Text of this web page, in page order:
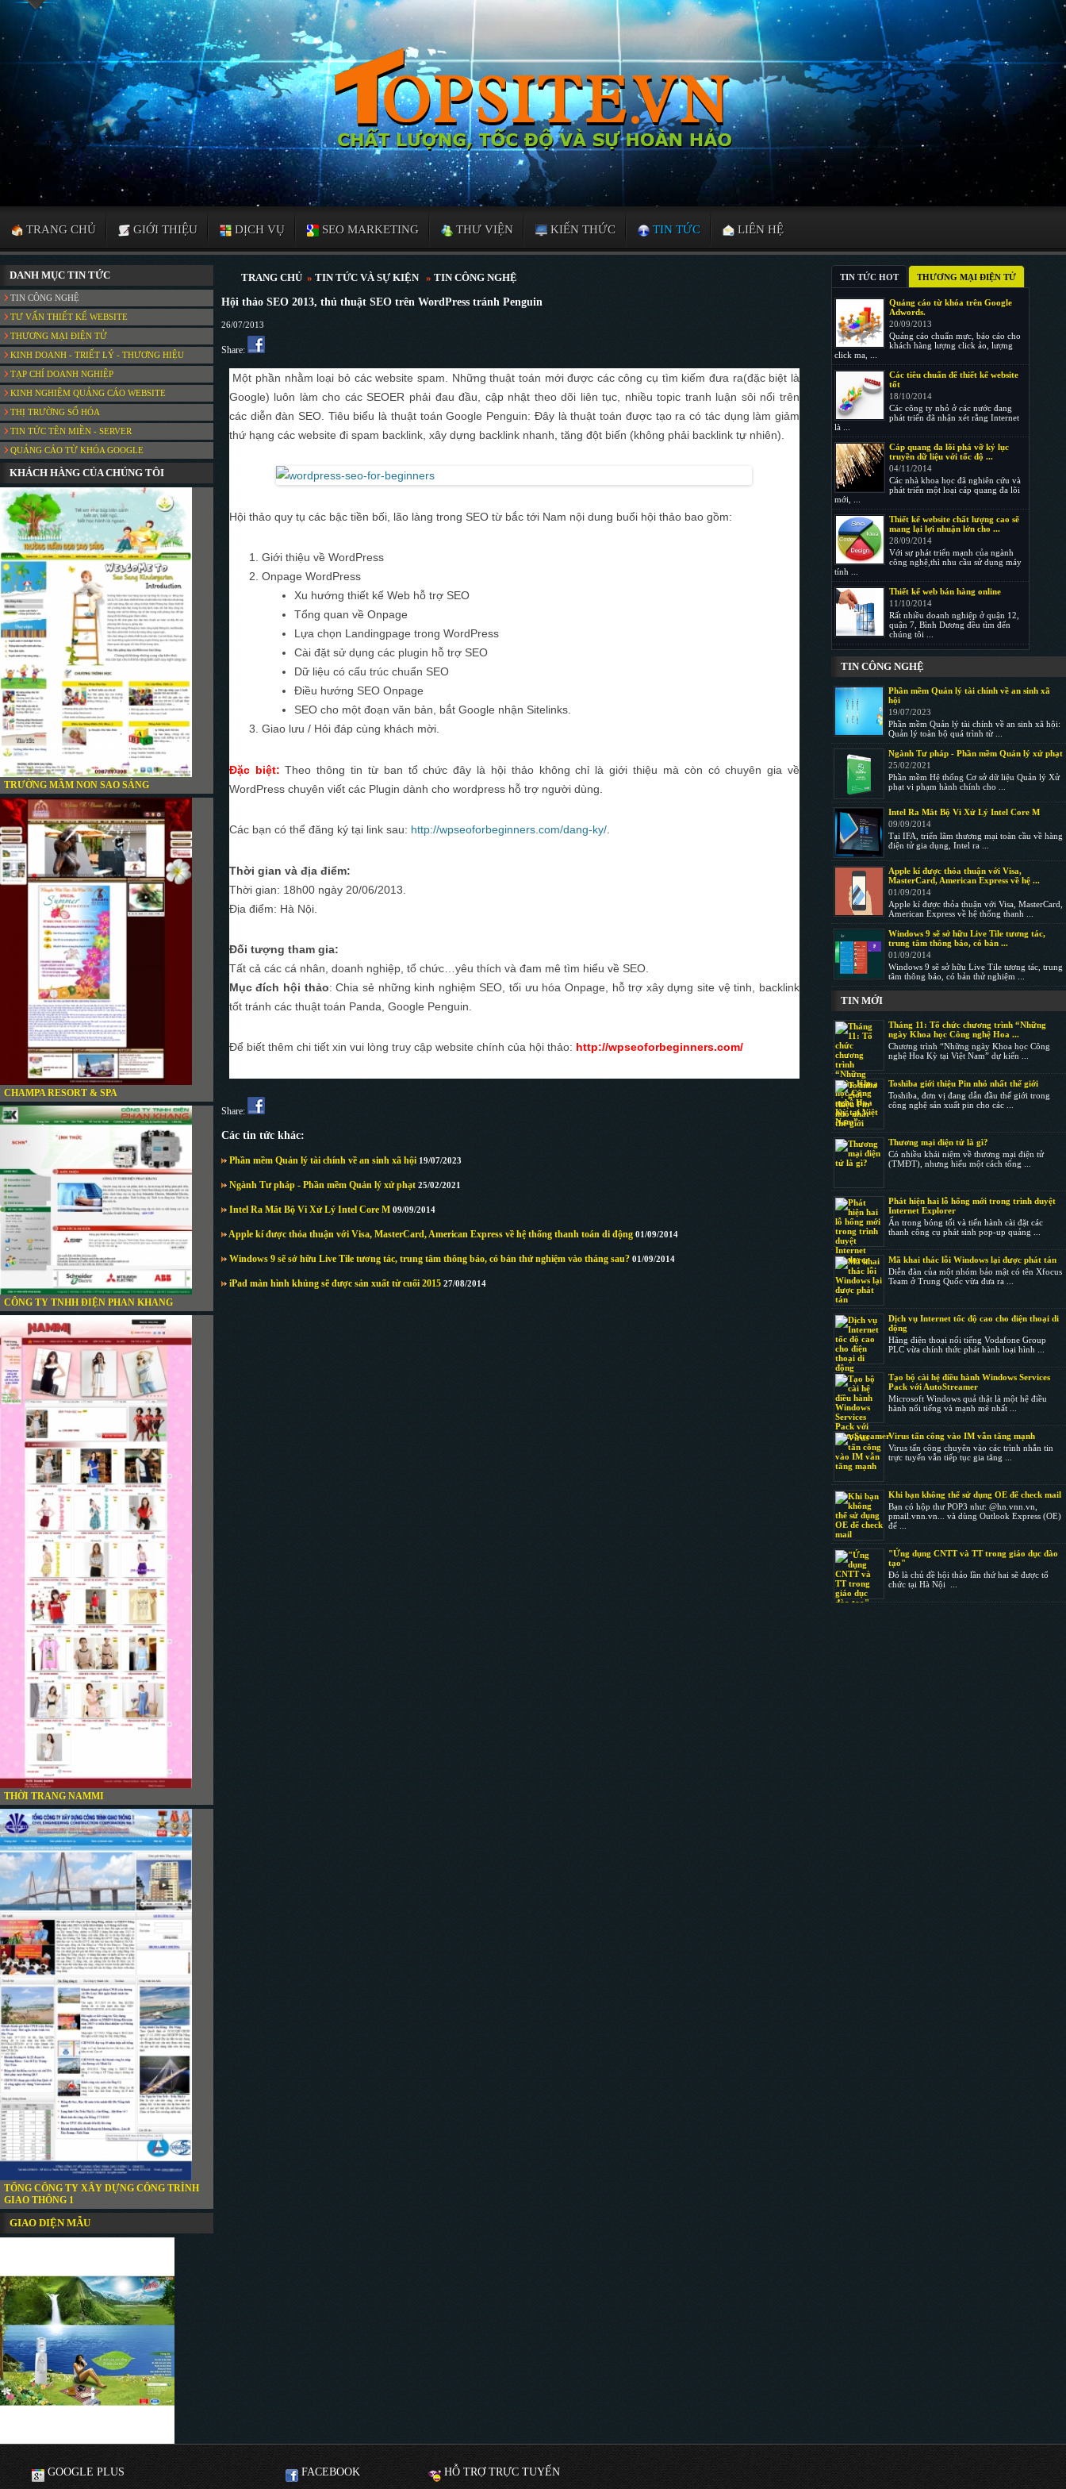
TRANG CHỦ GIỚI THIỆU DỊCH VỤ SEO MARKETING THƯ VIỆN KIẾN THỨC TIN TỨC LIÊN HỆ
DANH MỤC TIN TỨC
TIN CÔNG NGHỆ
TƯ VẤN THIẾT KẾ WEBSITE
THƯƠNG MẠI ĐIỆN TỬ
KINH DOANH - TRIẾT LÝ - THƯƠNG HIỆU
TẠP CHÍ DOANH NGHIỆP
KINH NGHIỆM QUẢNG CÁO WEBSITE
THỊ TRƯỜNG SỐ HÓA
TIN TỨC TÊN MIỀN - SERVER
QUẢNG CÁO TỪ KHÓA GOOGLE
KHÁCH HÀNG CỦA CHÚNG TÔI
TRƯỜNG MẦM NON SAO SÁNG
CHAMPA RESORT & SPA
CÔNG TY TNHH ĐIỆN PHAN KHANG
THỜI TRANG NAMMI
TỔNG CÔNG TY XÂY DỰNG CÔNG TRÌNH
GIAO THÔNG 1
GIAO DIỆN MẪU
TRANG CHỦ» TIN TỨC VÀ SỰ KIỆN» TIN CÔNG NGHỆ
Hội thảo SEO 2013, thủ thuật SEO trên WordPress tránh Penguin
26/07/2013
Share:
Một phần nhằm loại bỏ các website spam. Những thuật toán mới được các công cụ tìm kiếm đưa ra(đặc biệt là
Google) luôn làm cho các SEOER phải đau đầu, cập nhật theo dõi liên tục, nhiều topic tranh luận sôi nổi trên
các diễn đàn SEO. Tiêu biểu là thuật toán Google Penguin: Đây là thuật toán được tạo ra có tác dụng làm giảm
thứ hạng các website đi spam backlink, xây dựng backlink nhanh, tăng đột biến (không phải backlink tự nhiên).
Hội thảo quy tụ các bậc tiền bối, lão làng trong SEO từ bắc tới Nam nội dung buổi hội thảo bao gồm:
Giới thiệu về WordPress
Onpage WordPress
Xu hướng thiết kế Web hỗ trợ SEO
Tổng quan về Onpage
Lựa chọn Landingpage trong WordPress
Cài đặt sử dụng các plugin hỗ trợ SEO
Dữ liệu có cấu trúc chuẩn SEO
Điều hướng SEO Onpage
SEO cho một đoạn văn bản, bắt Google nhận Sitelinks.
Giao lưu / Hỏi đáp cùng khách mời.
Đặc biệt: Theo thông tin từ ban tổ chức đây là hội thảo không chỉ là giới thiệu mà còn có chuyên gia về
WordPress chuyên viết các Plugin dành cho wordpress hỗ trợ người dùng.
Các bạn có thể đăng ký tại link sau: http://wpseoforbeginners.com/dang-ky/.
Thời gian và địa điểm:
Thời gian: 18h00 ngày 20/06/2013.
Địa điểm: Hà Nội.
Đối tượng tham gia:
Tất cả các cá nhân, doanh nghiệp, tổ chức…yêu thích và đam mê tìm hiểu về SEO.
Mục đích hội thảo: Chia sẻ những kinh nghiệm SEO, tối ưu hóa Onpage, hỗ trợ xây dựng site vệ tinh, backlink
tốt tránh các thuật toán Panda, Google Penguin.
Để biết thêm chi tiết xin vui lòng truy cập website chính của hội thảo: http://wpseoforbeginners.com/
Share:
Các tin tức khác:
Phần mềm Quản lý tài chính về an sinh xã hội 19/07/2023
Ngành Tư pháp - Phần mềm Quản lý xử phạt 25/02/2021
Intel Ra Mắt Bộ Vi Xử Lý Intel Core M 09/09/2014
Apple kí được thỏa thuận với Visa, MasterCard, American Express về hệ thống thanh toán di động 01/09/2014
Windows 9 sẽ sở hữu Live Tile tương tác, trung tâm thông báo, có bản thử nghiệm vào tháng sau? 01/09/2014
iPad màn hình khủng sẽ được sản xuất từ cuối 2015 27/08/2014
TIN TỨC HOT THƯƠNG MẠI ĐIỆN TỬ
Quảng cáo từ khóa trên Google
Adwords.
20/09/2013
Quảng cáo chuẩn mực, báo cáo cho
khách hàng lượng click ảo, lượng
click ma, ...
Các tiêu chuẩn để thiết kế website
tốt
18/10/2014
Các công ty nhỏ ở các nước đang
phát triển đã nhận xét rằng Internet
là ...
Cáp quang đa lõi phá vỡ kỷ lục
truyền dữ liệu với tốc độ ...
04/11/2014
Các nhà khoa học đã nghiên cứu và
phát triển một loại cáp quang đa lõi
mới, ...
Thiết kế website chất lượng cao sẽ
mang lại lợi nhuận lớn cho ...
28/09/2014
Với sự phát triển mạnh của ngành
công nghệ,thì nhu cầu sử dụng máy
tính ...
Thiết kế web bán hàng online
11/10/2014
Rất nhiều doanh nghiệp ở quận 12,
quận 7, Bình Dương đều tìm đến
chúng tôi ...
TIN CÔNG NGHỆ
Phần mềm Quản lý tài chính về an sinh xã
hội
19/07/2023
Phần mềm Quản lý tài chính về an sinh xã hội:
Quản lý toàn bộ quá trình từ ...
Ngành Tư pháp - Phần mềm Quản lý xử phạt
25/02/2021
Phần mềm Hệ thống Cơ sở dữ liệu Quản lý Xử
phạt vi phạm hành chính cho ...
Intel Ra Mắt Bộ Vi Xử Lý Intel Core M
09/09/2014
Tại IFA, triển lãm thương mại toàn cầu về hàng
điện tử gia dụng, Intel ra ...
Apple kí được thỏa thuận với Visa,
MasterCard, American Express về hệ ...
01/09/2014
Apple kí được thỏa thuận với Visa, MasterCard,
American Express về hệ thống thanh ...
Windows 9 sẽ sở hữu Live Tile tương tác,
trung tâm thông báo, có bản ...
01/09/2014
Windows 9 sẽ sở hữu Live Tile tương tác, trung
tâm thông báo, có bản thử nghiệm ...
TIN MỚI
Tháng 11: Tổ chức chương trình “Những
ngày Khoa học Công nghệ Hoa ...
Chương trình “Những ngày Khoa học Công
nghệ Hoa Kỳ tại Việt Nam” dự kiến ...
Toshiba giới thiệu Pin nhỏ nhất thế giới
Toshiba, đơn vị đang dẫn đầu thế giới trong
công nghệ sản xuất pin cho các ...
Thương mại điện tử là gì?
Có nhiều khái niệm về thương mại điện tử
(TMĐT), nhưng hiểu một cách tổng ...
Phát hiện hai lỗ hổng mới trong trình duyệt
Internet Explorer
Ẩn trong bóng tối và tiến hành cài đặt các
thanh công cụ phát sinh pop-up quảng ...
Mã khai thác lỗi Windows lại được phát tán
Diễn đàn của một nhóm bảo mật có tên Xfocus
Team ở Trung Quốc vừa đưa ra ...
Dịch vụ Internet tốc độ cao cho điện thoại di
động
Hãng điện thoại nổi tiếng Vodafone Group
PLC vừa chính thức phát hành loại hình ...
Tạo bộ cài hệ điều hành Windows Services
Pack với AutoStreamer
Microsoft Windows quả thật là một hệ điều
hành nổi tiếng và mạnh mẽ nhất ...
Virus tấn công vào IM vẫn tăng mạnh
Virus tấn công chuyên vào các trình nhắn tin
trực tuyến vẫn tiếp tục gia tăng ...
Khi bạn không thể sử dụng OE để check mail
Bạn có hộp thư POP3 như: @hn.vnn.vn,
pmail.vnn.vn... và dùng Outlook Express (OE)
để ...
"Ứng dụng CNTT và TT trong giáo dục đào
tạo"
Đó là chủ đề hội thảo lần thứ hai sẽ được tổ
chức tại Hà Nội ...
GOOGLE PLUS FACEBOOK HỖ TRỢ TRỰC TUYẾN